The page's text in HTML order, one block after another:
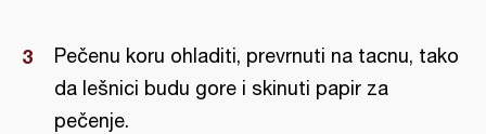
Pečenu koru ohladiti, prevrnuti na tacnu, tako
da lešnici budu gore i skinuti papir za
pečenje.